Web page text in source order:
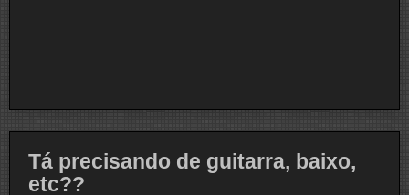
Tá precisando de guitarra, baixo,
etc??